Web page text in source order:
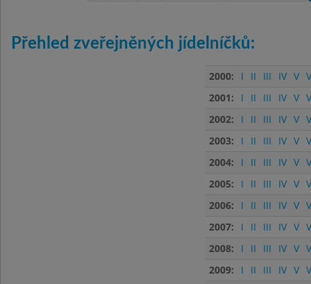
Přehled zveřejněných jídelníčků:
2000: I II III IV V
2001:
I II III IV V
2002:
I II III IV V
2003:
I II III IV V
2004:
I II III IV V
2005:
I II III IV V
2006:
I II III IV V
2007:
I II III IV V
2008:
I II III IV V
2009:
I II III IV V